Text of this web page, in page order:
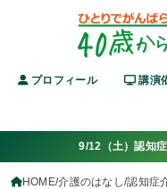
プロフィール 講演
9/12（土）認知
HOME 介護のはなし 認知症